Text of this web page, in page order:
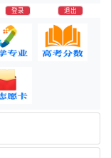
登录 退出